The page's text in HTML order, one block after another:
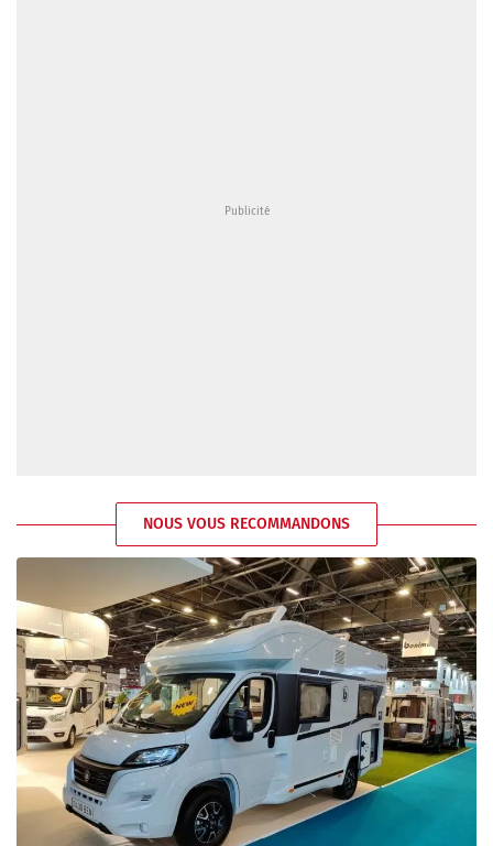
NOUS VOUS RECOMMANDONS